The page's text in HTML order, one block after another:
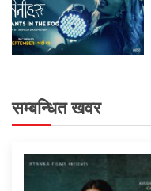
सम्बन्धित खवर